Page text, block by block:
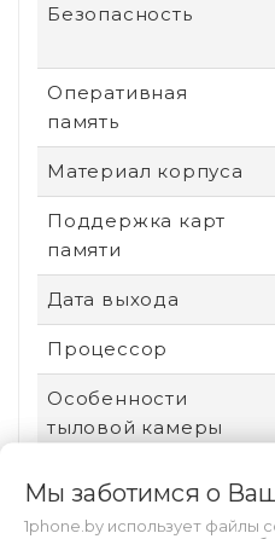
Безопасность
Оперативная
память
Материал корпуса
Поддержка карт
памяти
Дата выхода
Процессор
Особенности
тыловой камеры
Мы заботимся о
1phone.by использует файлы